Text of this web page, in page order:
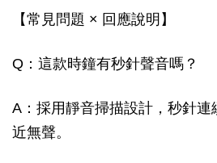
【常見問題 × 回應說明】
Q：這款時鐘有秒針聲音嗎？
A：採用靜音掃描設計，秒針
近無聲。